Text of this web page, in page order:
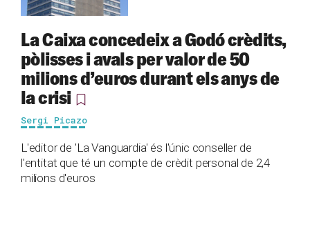
La Caixa concedeix a Godó crèdits,
pòlisses i avals per valor de 50
milions d’euros durant els anys de
la crisi
Sergi Picazo
L'editor de 'La Vanguardia' és l'únic conseller de
l'entitat que té un compte de crèdit personal de 2,4
milions d'euros